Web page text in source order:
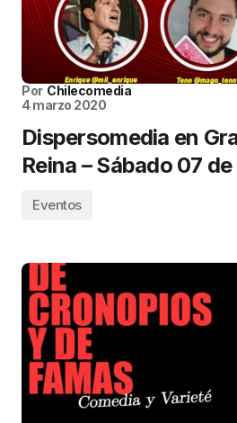
Por Chilecomedia
4 marzo 2020
Dispersomedia en
Reina – Sábado 07
Eventos